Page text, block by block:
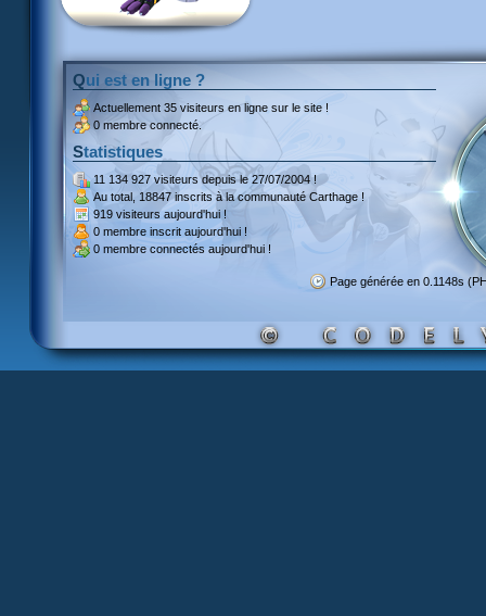
Qui est en ligne ?
Actuellement 35 visiteurs en ligne sur le site !
0 membre connecté.
Statistiques
11 134 927 visiteursdepuis le 27/07/2004 !
Au total, 18847 inscritsà la communauté Carthage !
919 visiteurs aujourd'hui !
0 membre inscrit aujourd'hui !
0 membre connectés aujourd'hui !
Page générée en 0.1148s